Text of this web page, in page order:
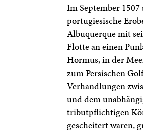
Im September 1507
portugiesische
Albuquerque mit
Flotte an einen
Hormus, in der
zum Persischen
Verhandlungen
und dem
tributpflichtigen
gescheitert waren,